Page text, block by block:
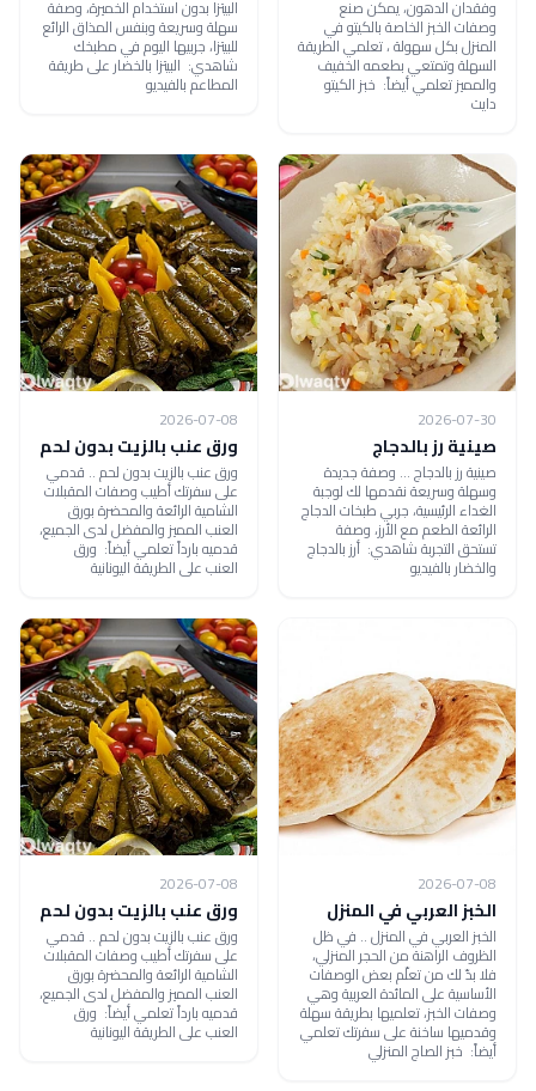
وفقدان الدهون، يمكن صنع
وصفات الخبز الخاصة بالكيتو في
المنزل بكل سهولة ، تعلمي الطريقة
السهلة وتمتعي بطعمه الخفيف
والمميز تعلمي أيضاً: خبز الكيتو
دايت
البيتزا بدون استخدام الخميرة، وصفة
سهلة وسريعة وبنفس المذاق الرائع
للبيتزا، جربيها اليوم في مطبخك
شاهدي: البيتزا بالخضار على طريقة
المطاعم بالفيديو
2026-07-30
صينية رز بالدجاج
صينية رز بالدجاج ... وصفة جديدة
وسهلة وسريعة نقدمها لك لوجبة
الغداء الرئيسية، جربي طبخات الدجاج
الرائعة الطعم مع الأرز، وصفة
تستحق التجربة شاهدي: أرز بالدجاج
والخضار بالفيديو
2026-07-08
ورق عنب بالزيت بدون لحم
ورق عنب بالزيت بدون لحم .. قدمي
على سفرتك أطيب وصفات المقبلات
الشامية الرائعة والمحضرة بورق
العنب المميز والمفضل لدى الجميع،
قدميه بارداً تعلمي أيضاً: ورق
العنب على الطريقة اليونانية
2026-07-08
الخبز العربي في المنزل
الخبز العربي في المنزل .. في ظل
الظروف الراهنة من الحجر المنزلي،
فلا بدّ لك من تعلّم بعض الوصفات
الأساسية على المائدة العربية وهي
وصفات الخبز، تعلميها بطريقة سهلة
وقدميها ساخنة على سفرتك تعلمي
أيضاً: خبز الصاج المنزلي
2026-07-08
ورق عنب بالزيت بدون لحم
ورق عنب بالزيت بدون لحم .. قدمي
على سفرتك أطيب وصفات المقبلات
الشامية الرائعة والمحضرة بورق
العنب المميز والمفضل لدى الجميع،
قدميه بارداً تعلمي أيضاً: ورق
العنب على الطريقة اليونانية